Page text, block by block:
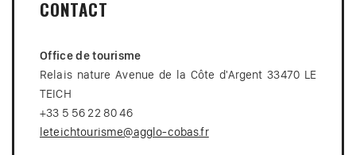
CONTACT
Office de tourisme
Relais nature Avenue de la Côte d'Argent 33470 LE
TEICH
+33 5 56 22 80 46
leteichtourisme@agglo-cobas.fr